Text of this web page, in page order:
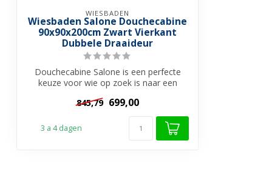
WIESBADEN
Wiesbaden Salone Douchecabine
90x90x200cm Zwart Vierkant
Dubbele Draaideur
Douchecabine Salone is een perfecte
keuze voor wie op zoek is naar een
845,79 699,00
3 a 4 dagen